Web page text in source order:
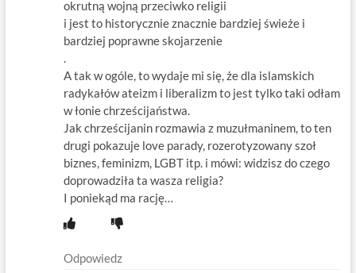
okrutną wojną przeciwko religii
i jest to historycznie znacznie bardziej świeże i
bardziej poprawne skojarzenie
.
A tak w ogóle, to wydaje mi się, że dla islamskich
radykałów ateizm i liberalizm to jest tylko taki odłam
w łonie chrześcijaństwa.
Jak chrześcijanin rozmawia z muzułmaninem, to ten
drugi pokazuje love parady, rozerotyzowany szoł
biznes, feminizm, LGBT itp. i mówi: widzisz do czego
doprowadziła ta wasza religia?
I poniekąd ma rację…
Odpowiedz